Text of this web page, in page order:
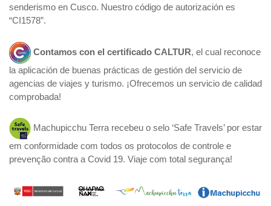
senderismo en Cusco. Nuestro código de autorización es
“CI1578”.
Contamos con el certificado CALTUR, el cual reconoce
la aplicación de buenas prácticas de gestión del servicio de
agencias de viajes y turismo. ¡Ofrecemos un servicio de calidad
comprobada!
Machupicchu Terra recebeu o selo ‘Safe Travels’ por estar
em conformidade com todos os protocolos de controle e
prevenção contra a Covid 19. Viaje com total segurança!